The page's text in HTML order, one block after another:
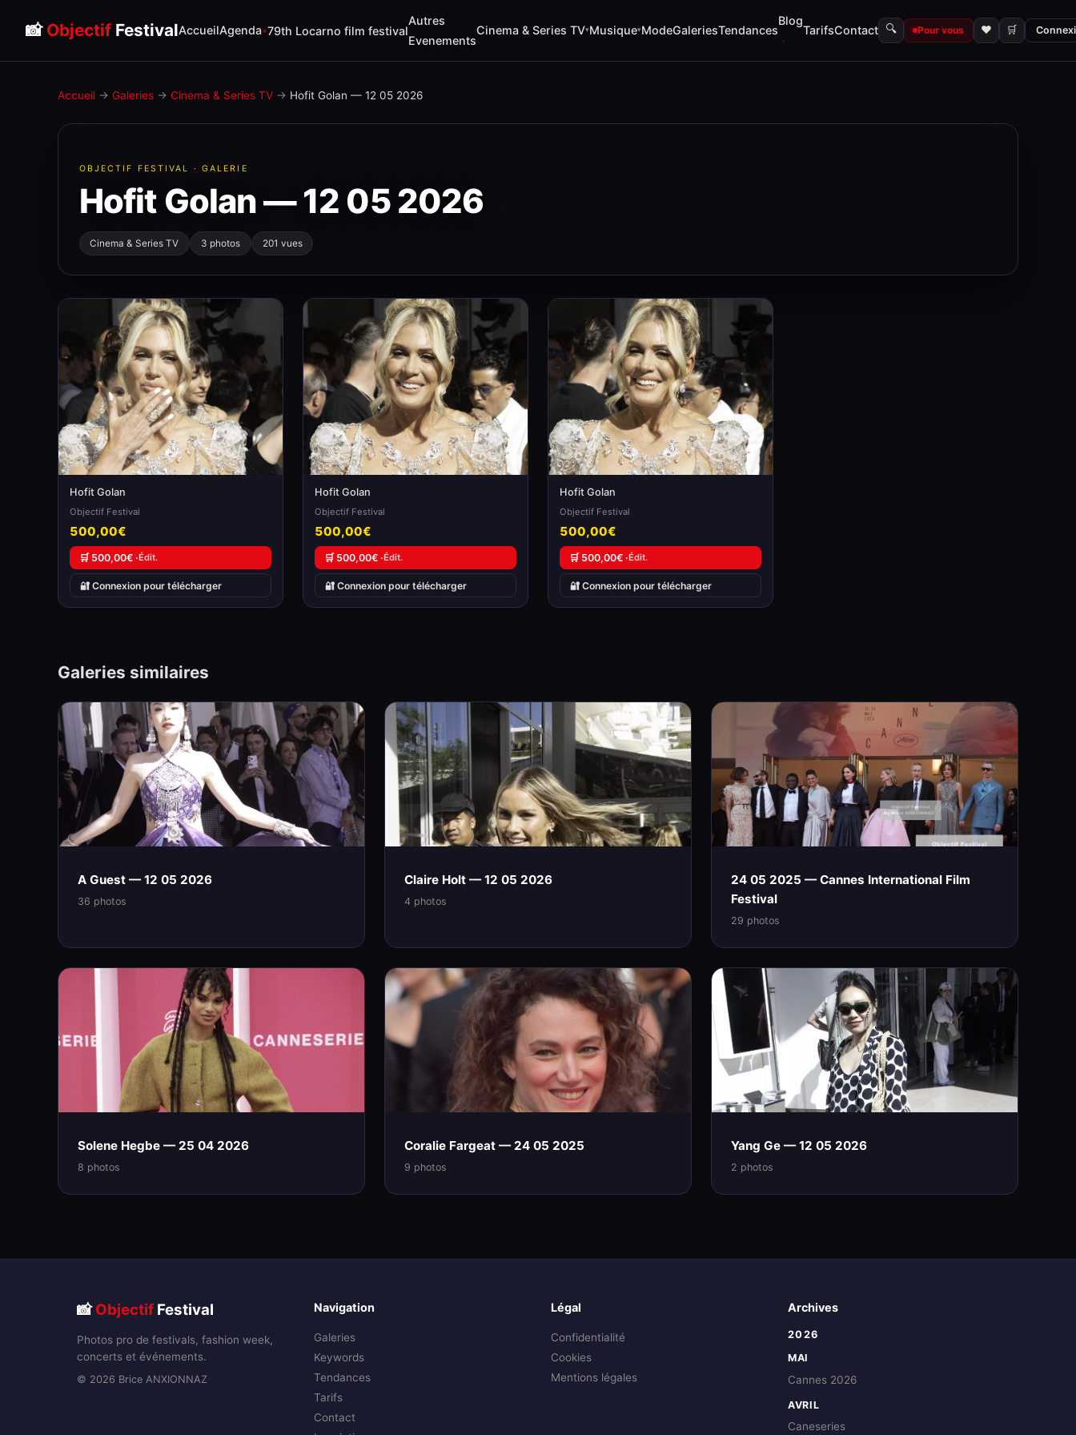
📸 Objectif FestivalAccueilAgenda 79th Locarno film festival
Autres
Evenements
Cinema & Series TV▾Musique▾ModeGaleriesTendances
Blog
TarifsContact 🔍 Pour vous ♥ 🛒
Accueil → Galeries → Cinema & Series TV → Hofit Golan — 12 05 2026
OBJECTIF FESTIVAL · GALERIE
Hofit Golan — 12 05 2026
Cinema & Series TV 3 photos 201 vues
Hofit Golan
Objectif Festival
500,00€
🛒 500,00€ ·Édit.
🔐 Connexion pour télécharger
Hofit Golan
Objectif Festival
500,00€
🛒 500,00€ ·Édit.
🔐 Connexion pour télécharger
Hofit Golan
Objectif Festival
500,00€
🛒 500,00€ ·Édit.
🔐 Connexion pour télécharger
Galeries similaires
A Guest — 12 05 2026
36 photos
Claire Holt — 12 05 2026
4 photos
24 05 2025 — Cannes International Film
Festival
29 photos
Solene Hegbe — 25 04 2026
8 photos
Coralie Fargeat — 24 05 2025
9 photos
Yang Ge — 12 05 2026
2 photos
📸Objectif Festival
Photos pro de festivals, fashion week,
concerts et événements.
© 2026 Brice ANXIONNAZ
Navigation
Galeries
Keywords
Tendances
Tarifs
Contact
Légal
Confidentialité
Cookies
Mentions légales
Archives
2026
MAI
Cannes 2026
AVRIL
Caneseries